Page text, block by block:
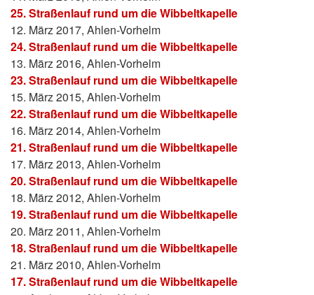
25. Straßenlauf rund um die Wibbeltkapelle
12. März 2017, Ahlen-Vorhelm
24. Straßenlauf rund um die Wibbeltkapelle
13. März 2016, Ahlen-Vorhelm
23. Straßenlauf rund um die Wibbeltkapelle
15. März 2015, Ahlen-Vorhelm
22. Straßenlauf rund um die Wibbeltkapelle
16. März 2014, Ahlen-Vorhelm
21. Straßenlauf rund um die Wibbeltkapelle
17. März 2013, Ahlen-Vorhelm
20. Straßenlauf rund um die Wibbeltkapelle
18. März 2012, Ahlen-Vorhelm
19. Straßenlauf rund um die Wibbeltkapelle
20. März 2011, Ahlen-Vorhelm
18. Straßenlauf rund um die Wibbeltkapelle
21. März 2010, Ahlen-Vorhelm
17. Straßenlauf rund um die Wibbeltkapelle